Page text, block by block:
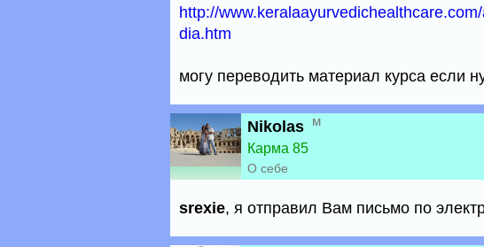
http://
dia.htm
могу переводить материал курса если
Nikolas м
Карма 85
О себе
srexie, я отправил Вам письмо по